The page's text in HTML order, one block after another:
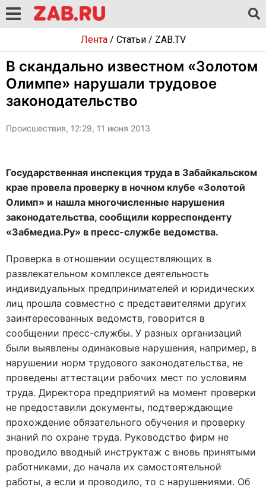
Лента/ Статьи/ ZAB.TV
В скандально известном «Золотом
Олимпе» нарушали трудовое
законодательство
Происшествия, 12:29, 11 июня 2013
Государственная инспекция труда в Забайкальском
крае провела проверку в ночном клубе «Золотой
Олимп» и нашла многочисленные нарушения
законодательства, сообщили корреспонденту
«Забмедиа.Ру» в пресс-службе ведомства.
Проверка в отношении осуществляющих в
развлекательном комплексе деятельность
индивидуальных предпринимателей и юридических
лиц прошла совместно с представителями других
заинтересованных ведомств, говорится в
сообщении пресс-службы. У разных организаций
были выявлены одинаковые нарушения, например, в
нарушении норм трудового законодательства, не
проведены аттестации рабочих мест по условиям
труда. Директора предприятий на момент проверки
не предоставили документы, подтверждающие
прохождение обязательного обучения и проверку
знаний по охране труда. Руководство фирм не
проводило вводный инструктаж с вновь принятыми
работниками, до начала их самостоятельной
работы, а если и проводило, то с нарушениями. Об